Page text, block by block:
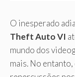
O inesperado
Theft Auto VI
mundo dos
mais. No